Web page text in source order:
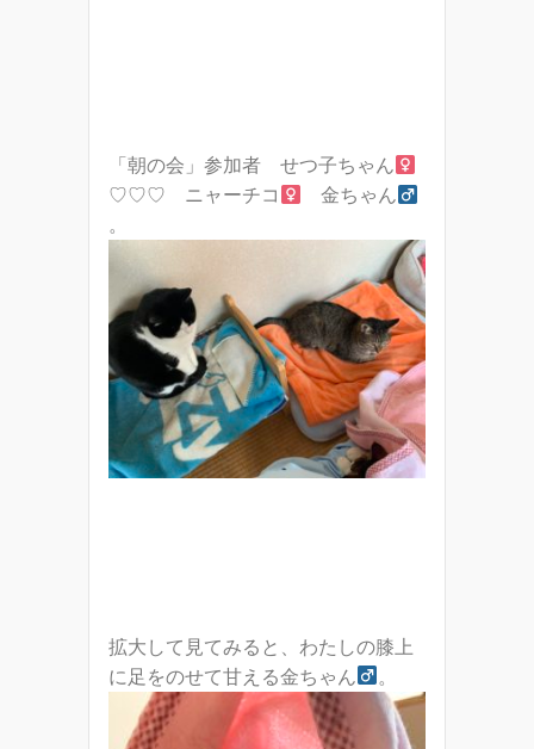
「朝の会」参加者 せつ子ちゃん
♡♡♡ ニャーチコ
金ちゃん
。
拡大して見てみると、わたしの膝上
に足をのせて甘える金ちゃん
。